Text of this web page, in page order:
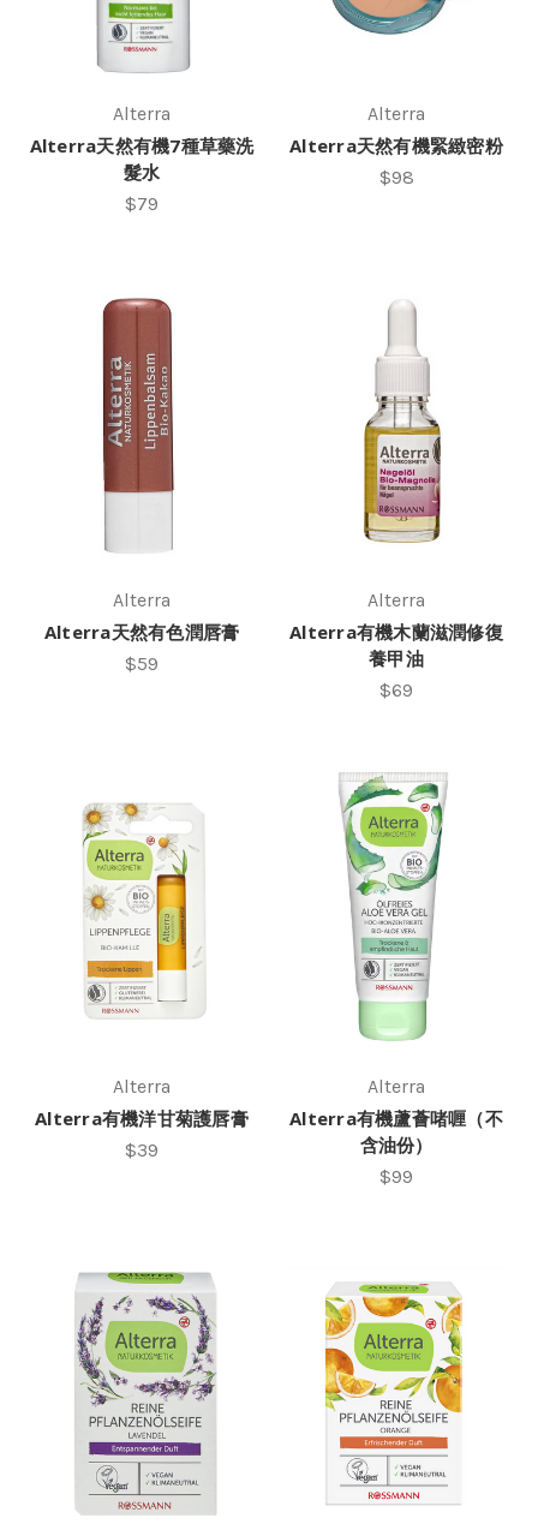
Alterra
Alterra天然有機7種草藥洗
髮水
$79
Alterra
Alterra天然有機緊緻密粉
$98
Alterra
Alterra天然有色潤唇膏
$59
Alterra
Alterra有機木蘭滋潤修復
養甲油
$69
Alterra
Alterra有機洋甘菊護唇膏
$39
Alterra
Alterra有機蘆薈啫喱（不
含油份）
$99